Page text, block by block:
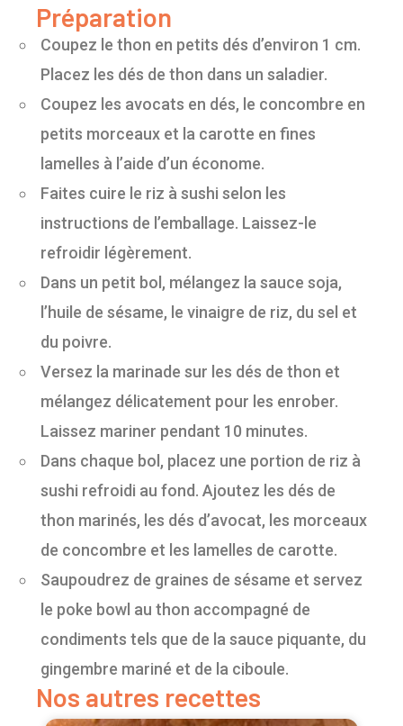
Préparation
Coupez le thon en petits dés d’environ 1 cm.
Placez les dés de thon dans un saladier.
Coupez les avocats en dés, le concombre en
petits morceaux et la carotte en fines
lamelles à l’aide d’un économe.
Faites cuire le riz à sushi selon les
instructions de l’emballage. Laissez-le
refroidir légèrement.
Dans un petit bol, mélangez la sauce soja,
l’huile de sésame, le vinaigre de riz, du sel et
du poivre.
Versez la marinade sur les dés de thon et
mélangez délicatement pour les enrober.
Laissez mariner pendant 10 minutes.
Dans chaque bol, placez une portion de riz à
sushi refroidi au fond. Ajoutez les dés de
thon marinés, les dés d’avocat, les morceaux
de concombre et les lamelles de carotte.
Saupoudrez de graines de sésame et servez
le poke bowl au thon accompagné de
condiments tels que de la sauce piquante, du
gingembre mariné et de la ciboule.
Nos autres recettes